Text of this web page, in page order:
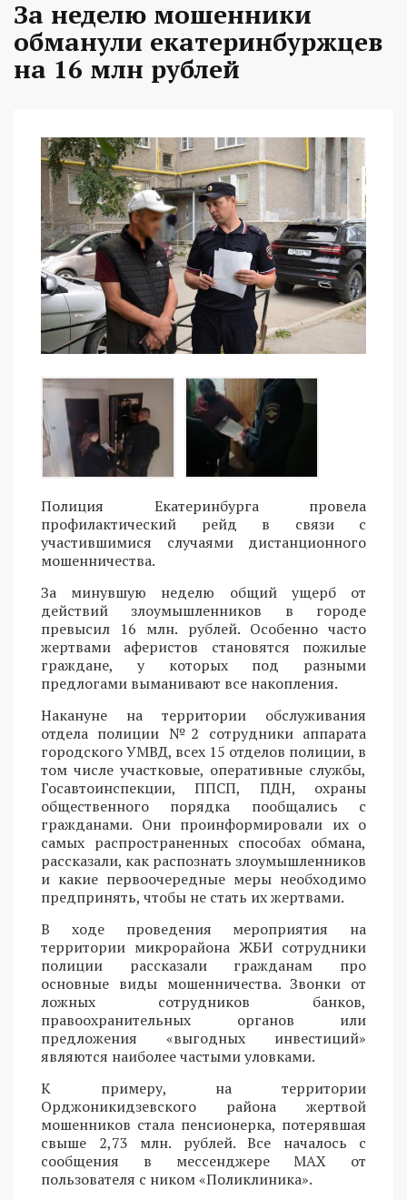
За неделю мошенники
обманули екатеринбуржцев
на 16 млн рублей
Полиция Екатеринбурга провела
профилактический рейд в связи с
участившимися случаями дистанционного
мошенничества.
За минувшую неделю общий ущерб от
действий злоумышленников в городе
превысил 16 млн. рублей. Особенно часто
жертвами аферистов становятся пожилые
граждане, у которых под разными
предлогами выманивают все накопления.
Накануне на территории обслуживания
отдела полиции №2 сотрудники аппарата
городского УМВД, всех 15 отделов полиции, в
том числе участковые, оперативные службы,
Госавтоинспекции, ППСП, ПДН, охраны
общественного порядка пообщались с
гражданами. Они проинформировали их о
самых распространенных способах обмана,
рассказали, как распознать злоумышленников
и какие первоочередные меры необходимо
предпринять, чтобы не стать их жертвами.
В ходе проведения мероприятия на
территории микрорайона ЖБИ сотрудники
полиции рассказали гражданам про
основные виды мошенничества. Звонки от
ложных сотрудников банков,
правоохранительных органов или
предложения «выгодных инвестиций»
являются наиболее частыми уловками.
К примеру, на территории
Орджоникидзевского района жертвой
мошенников стала пенсионерка, потерявшая
свыше 2,73 млн. рублей. Все началось с
сообщения в мессенджере MAX от
пользователя с ником «Поликлиника».